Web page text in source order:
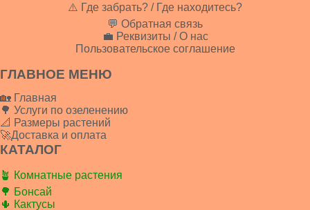
⚠️ Где забрать? / Где находитесь?
💬 Обратная связь
💼 Реквизиты / О нас
Пользовательское соглашение
ГЛАВНОЕ МЕНЮ
🏡 Главная
🌳 Услуги по озеленению
📐 Размеры растений
🚀Доставка и оплата
КАТАЛОГ
🪴 Комнатные растения
🌳 Бонсай
🌵 Кактусы